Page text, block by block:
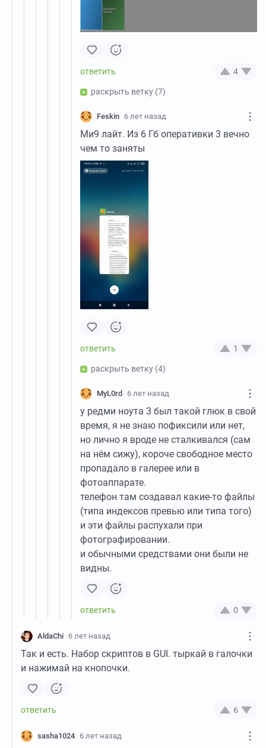
4
раскрыть ветку (7)
Feskin 6 лет назад
Ми9 лайт. Из 6 Гб оперативки 3 вечно
чем то заняты
1
раскрыть ветку (4)
MyL0rd 6 лет назад
у редми ноута 3 был такой глюк в свой
время, я не знаю пофиксили или нет,
но лично я вроде не сталкивался (сам
на нём сижу), короче свободное место
пропадало в галерее или в
фотоаппарате.
телефон там создавал какие-то файлы
(типа индексов превью или типа того)
и эти файлы распухали при
фотографировании.
и обычными средствами они были не
видны.
0
AldaChi 6 лет назад
Так и есть. Набор скриптов в GUI. тыркай в галочки
и нажимай на кнопочки.
6
sasha1024 6 лет назад